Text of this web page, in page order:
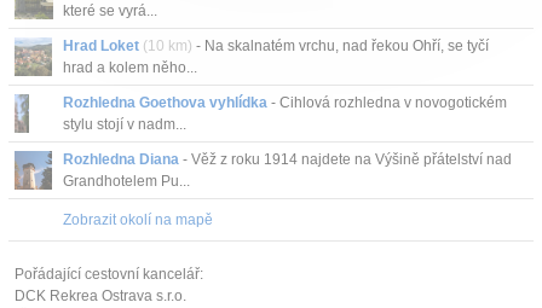
které se vyrá...
Hrad Loket (10 km) - Na skalnatém vrchu, nad řekou Ohří, se tyčí
hrad a kolem něho...
Rozhledna Goethova vyhlídka - Cihlová rozhledna v novogotickém
stylu stojí v nadm...
Rozhledna Diana - Věž z roku 1914 najdete na Výšině přátelství nad
Grandhotelem Pu...
Zobrazit okolí na mapě
Pořádající cestovní kancelář:
DCK Rekrea Ostrava s.r.o.